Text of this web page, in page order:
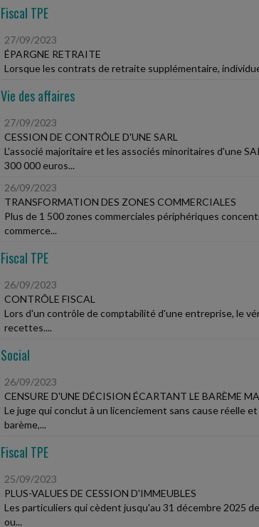
Fiscal TPE
27/09/2023
ÉPARGNE RETRAITE
Lorsque les contrats de retraite supplémentaire,
Vie des affaires
27/09/2023
CESSION DE CONTRÔLE D'UNE SARL
L'associé majoritaire et les associés minoritaires d'une
300 000 euros...
26/09/2023
TRANSFORMATION DES ZONES COMMERCIALES
Plus de 1 500 zones commerciales périphériques
commerce...
Fiscal TPE
26/09/2023
CONTRÔLE FISCAL
Lors d'un contrôle de comptabilité d'une entreprise, le
recettes....
Social
26/09/2023
CENSURE D'UNE DÉCISION ÉCARTANT LE BARÈME
Le juge qui conclut à un licenciement sans cause réelle
barème,...
Fiscal TPE
25/09/2023
PLUS-VALUES DE CESSION D'IMMEUBLES
Les particuliers qui cèdent jusqu'au 31 décembre 2025
ou...